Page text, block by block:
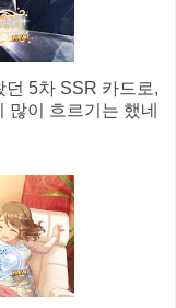
5차 SSR 카드로,
이 흐르기는 했네